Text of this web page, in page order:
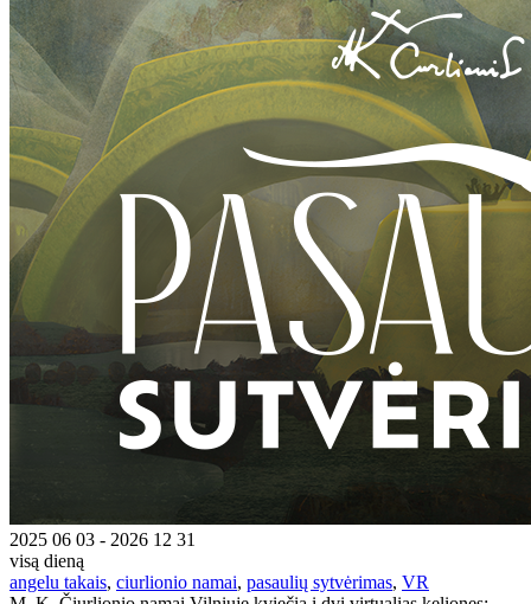
2025 06 03 - 2026 12 31
visą dieną
angelu takais, ciurlionio namai, pasaulių sytvėrimas, VR